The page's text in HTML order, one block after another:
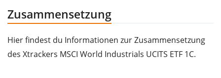
Zusammensetzung
Hier findest du Informationen zur Zusammensetzung
des Xtrackers MSCI World Industrials UCITS ETF 1C.